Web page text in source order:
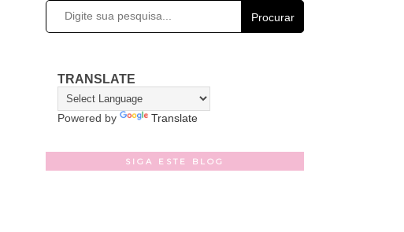
Procurar
TRANSLATE
Powered by Translate
SIGA ESTE BLOG